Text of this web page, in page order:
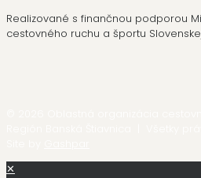
Realizované s finančnou podporou
cestovného ruchu a športu
✕